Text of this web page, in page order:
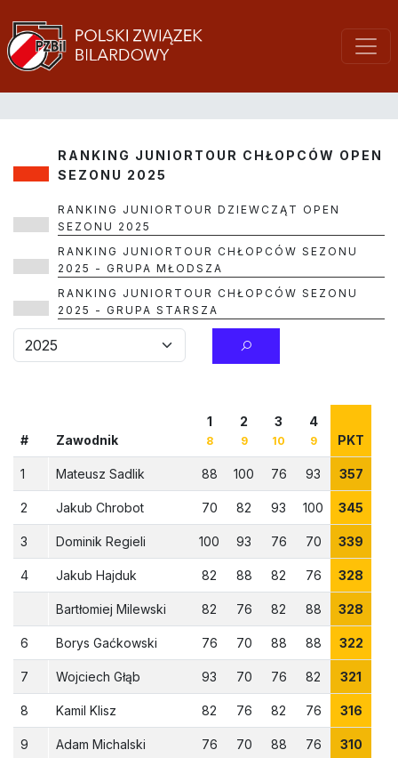
RANKING JUNIORTOUR CHŁOPCÓW OPEN
SEZONU 2025
RANKING JUNIORTOUR DZIEWCZĄT OPEN
SEZONU 2025
RANKING JUNIORTOUR CHŁOPCÓW SEZONU
2025 - GRUPA MŁODSZA
RANKING JUNIORTOUR CHŁOPCÓW SEZONU
2025 - GRUPA STARSZA
# Zawodnik
1
8
2
9
3
10
4
9 PKT
1 Mateusz Sadlik 88 100 76 93 357
2 Jakub Chrobot 70 82 93 100 345
3 Dominik Regieli 100 93 76 70 339
4 Jakub Hajduk 82 88 82 76 328
Bartłomiej Milewski 82 76 82 88 328
6 Borys Gaćkowski 76 70 88 88 322
7 Wojciech Głąb 93 70 76 82 321
8 Kamil Klisz 82 76 82 76 316
9 Adam Michalski 76 70 88 76 310